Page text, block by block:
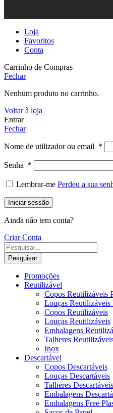
Loja
Favoritos
Conta
Carrinho de Compras
Fechar
Nenhum produto no carrinho.
Voltar à loja
Entrar
Fechar
Nome de utilizador ou email *
Senha *
Lembrar-me Perdeu a sua
Iniciar sessão
Ainda não tem conta?
Criar Conta
Pesquisar
Promoções
Reutilizável
Copos Reutilizáveis
Louças Reutilizáveis
Copos Reutilizáveis
Louças Reutilizáveis
Embalagens
Talheres
Inox
Descartável
Copos Descartáveis
Louças Descartáveis
Talheres Descartáveis
Embalagens
Embalagens Free